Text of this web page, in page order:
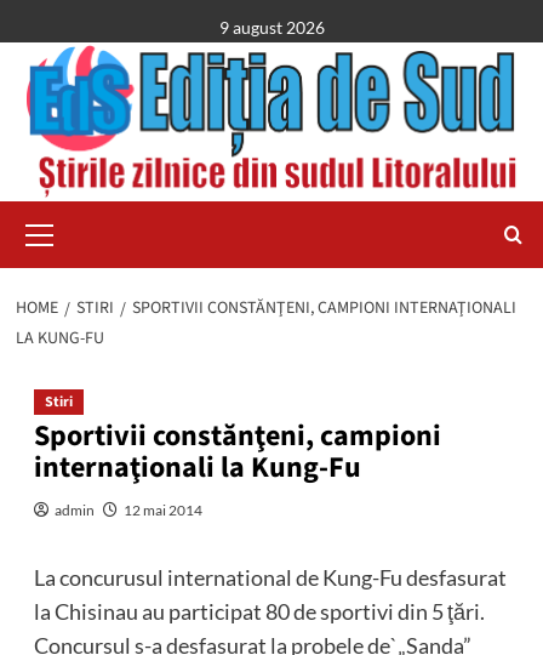
to
content
9 august 2026
Menu
HOME STIRI
SPORTIVII CONSTĂNŢENI, CAMPIONI INTERNAŢIONALI
LA KUNG-FU
Stiri
Sportivii constănţeni, campioni
internaţionali la Kung-Fu
admin 12 mai 2014
La concurusul international de Kung-Fu desfasurat
la Chisinau au participat 80 de sportivi din 5 ţări.
Concursul s-a desfasurat la probele de`„Sanda”